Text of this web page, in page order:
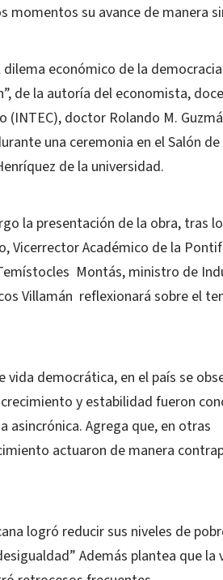
su avance de manera
económico de la democracia
de la autoría del economista,
doctor Rolando M.
una ceremonia en el Salón
de la universidad.
la presentación de la obra, tras
Vicerrector Académico de la
Montás, ministro de
Villamán reflexionará sobre el
democrática, en el país se
y estabilidad fueron
asincrónica. Agrega que, en otras
actuaron de manera
logró reducir sus niveles de
Además plantea que la